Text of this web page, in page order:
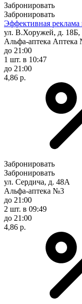
Забронировать
Забронировать
Эффективная реклама
ул. В.Хоружей, д. 18Б,
Альфа-аптека Аптека
до 21:00
1 шт. в 10:47
до 21:00
4,86 р.
Забронировать
Забронировать
ул. Сердича, д. 48А
Альфа-аптека №3
до 21:00
2 шт. в 09:49
до 21:00
4,86 р.